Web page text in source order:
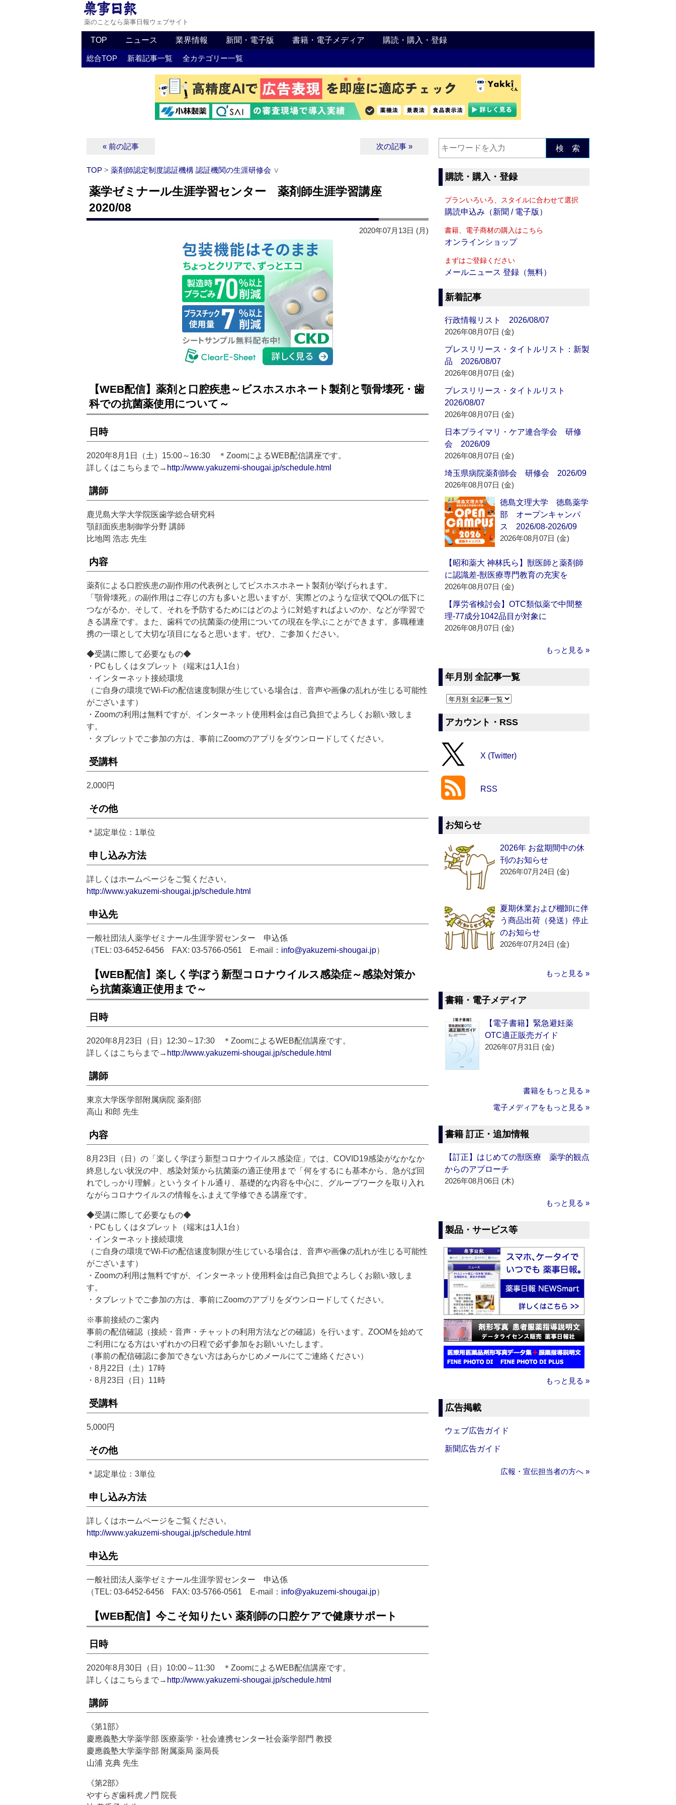
薬のことなら薬事日報ウェブサイト
TOP ニュース 業界情報 新聞・電子版 書籍・電子メディア 購読・購入・登録
総合TOP 新着記事一覧 全カテゴリー一覧
« 前の記事 次の記事 »
TOP > 薬剤師認定制度認証機構 認証機関の生涯研修会 ∨
薬学ゼミナール生涯学習センター 薬剤師生涯学習講座
2020/08
2020年07月13日 (月)
【WEB配信】薬剤と口腔疾患～ビスホスホネート製剤と顎骨壊死・歯
科での抗菌薬使用について～
日時
2020年8月1日（土）15:00～16:30 ＊ZoomによるWEB配信講座です。
詳しくはこちらまで→ http://www.yakuzemi-shougai.jp/schedule.html
講師
鹿児島大学大学院医歯学総合研究科
顎顔面疾患制御学分野 講師
比地岡 浩志 先生
内容
薬剤による口腔疾患の副作用の代表例としてビスホスホネート製剤が挙げられます。
「顎骨壊死」の副作用はご存じの方も多いと思いますが、実際どのような症状でQOLの低下に
つながるか、そして、それを予防するためにはどのように対処すればよいのか、などが学習で
きる講座です。また、歯科での抗菌薬の使用についての現在を学ぶことができます。多職種連
携の一環として大切な項目になると思います。ぜひ、ご参加ください。
◆受講に際して必要なもの◆
・PCもしくはタブレット（端末は1人1台）
・インターネット接続環境
（ご自身の環境でWi-Fiの配信速度制限が生じている場合は、音声や画像の乱れが生じる可能性
がございます）
・Zoomの利用は無料ですが、インターネット使用料金は自己負担でよろしくお願い致しま
す。
・タブレットでご参加の方は、事前にZoomのアプリをダウンロードしてください。
受講料
2,000円
その他
＊認定単位：1単位
申し込み方法
詳しくはホームページをご覧ください。
http://www.yakuzemi-shougai.jp/schedule.html
申込先
一般社団法人薬学ゼミナール生涯学習センター 申込係
（TEL: 03-6452-6456 FAX: 03-5766-0561 E-mail： info@yakuzemi-shougai.jp）
【WEB配信】楽しく学ぼう新型コロナウイルス感染症～感染対策か
ら抗菌薬適正使用まで～
日時
2020年8月23日（日）12:30～17:30 ＊ZoomによるWEB配信講座です。
詳しくはこちらまで→ http://www.yakuzemi-shougai.jp/schedule.html
講師
東京大学医学部附属病院 薬剤部
高山 和郎 先生
内容
8月23日（日）の「楽しく学ぼう新型コロナウイルス感染症」では、COVID19感染がなかなか
終息しない状況の中、感染対策から抗菌薬の適正使用まで「何をするにも基本から、急がば回
れでしっかり理解」というタイトル通り、基礎的な内容を中心に、グループワークを取り入れ
ながらコロナウイルスの情報をふまえて学修できる講座です。
◆受講に際して必要なもの◆
・PCもしくはタブレット（端末は1人1台）
・インターネット接続環境
（ご自身の環境でWi-Fiの配信速度制限が生じている場合は、音声や画像の乱れが生じる可能性
がございます）
・Zoomの利用は無料ですが、インターネット使用料金は自己負担でよろしくお願い致しま
す。
・タブレットでご参加の方は、事前にZoomのアプリをダウンロードしてください。
※事前接続のご案内
事前の配信確認（接続・音声・チャットの利用方法などの確認）を行います。ZOOMを始めて
ご利用になる方はいずれかの日程で必ず参加をお願いいたします。
（事前の配信確認に参加できない方はあらかじめメールにてご連絡ください）
・8月22日（土）17時
・8月23日（日）11時
受講料
5,000円
その他
＊認定単位：3単位
申し込み方法
詳しくはホームページをご覧ください。
http://www.yakuzemi-shougai.jp/schedule.html
申込先
一般社団法人薬学ゼミナール生涯学習センター 申込係
（TEL: 03-6452-6456 FAX: 03-5766-0561 E-mail： info@yakuzemi-shougai.jp）
【WEB配信】今こそ知りたい 薬剤師の口腔ケアで健康サポート
日時
2020年8月30日（日）10:00～11:30 ＊ZoomによるWEB配信講座です。
詳しくはこちらまで→ http://www.yakuzemi-shougai.jp/schedule.html
講師
《第1部》
慶應義塾大学薬学部 医療薬学・社会連携センター社会薬学部門 教授
慶應義塾大学薬学部 附属薬局 薬局長
山浦 克典 先生
《第2部》
やすらぎ歯科虎ノ門 院長
検 索
購読・購入・登録
プランいろいろ、スタイルに合わせて選択
購読申込み（新聞 / 電子版）
書籍、電子商材の購入はこちら
オンラインショップ
まずはご登録ください
メールニュース 登録（無料）
新着記事
行政情報リスト 2026/08/07
2026年08月07日 (金)
プレスリリース・タイトルリスト：新製
品 2026/08/07
2026年08月07日 (金)
プレスリリース・タイトルリスト
2026/08/07
2026年08月07日 (金)
日本プライマリ・ケア連合学会 研修
会 2026/09
2026年08月07日 (金)
埼玉県病院薬剤師会 研修会 2026/09
2026年08月07日 (金)
徳島文理大学 徳島薬学
部 オープンキャンパ
ス 2026/08-2026/09
2026年08月07日 (金)
【昭和薬大 神林氏ら】獣医師と薬剤師
に認識差‐獣医療専門教育の充実を
2026年08月07日 (金)
【厚労省検討会】OTC類似薬で中間整
理‐77成分1042品目が対象に
2026年08月07日 (金)
もっと見る »
年月別 全記事一覧
アカウント・RSS
X (Twitter)
RSS
お知らせ
2026年 お盆期間中の休
刊のお知らせ
2026年07月24日 (金)
夏期休業および棚卸に伴
う商品出荷（発送）停止
のお知らせ
2026年07月24日 (金)
もっと見る »
書籍・電子メディア
【電子書籍】緊急避妊薬
OTC適正販売ガイド
2026年07月31日 (金)
書籍をもっと見る »
電子メディアをもっと見る »
書籍 訂正・追加情報
【訂正】はじめての獣医療 薬学的観点
からのアプローチ
2026年08月06日 (木)
もっと見る »
製品・サービス等
もっと見る »
広告掲載
ウェブ広告ガイド
新聞広告ガイド
広報・宣伝担当者の方へ »